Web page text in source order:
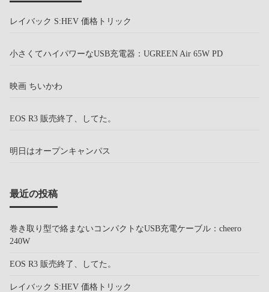
レイバック S:HEV 価格トリック
小さくてハイパワーなUSB充電器：UGREEN Air 65W PD
映画 ちいかわ
EOS R3 販売終了、してた。
明日はオープンキャンパス
最近の投稿
巻き取り型で絡まないコンパクトなUSB充電ケーブル：cheero
240W
EOS R3 販売終了、してた。
レイバック S:HEV 価格トリック